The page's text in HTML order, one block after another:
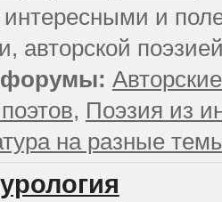
и
авторской
, Поэзия из
на разные